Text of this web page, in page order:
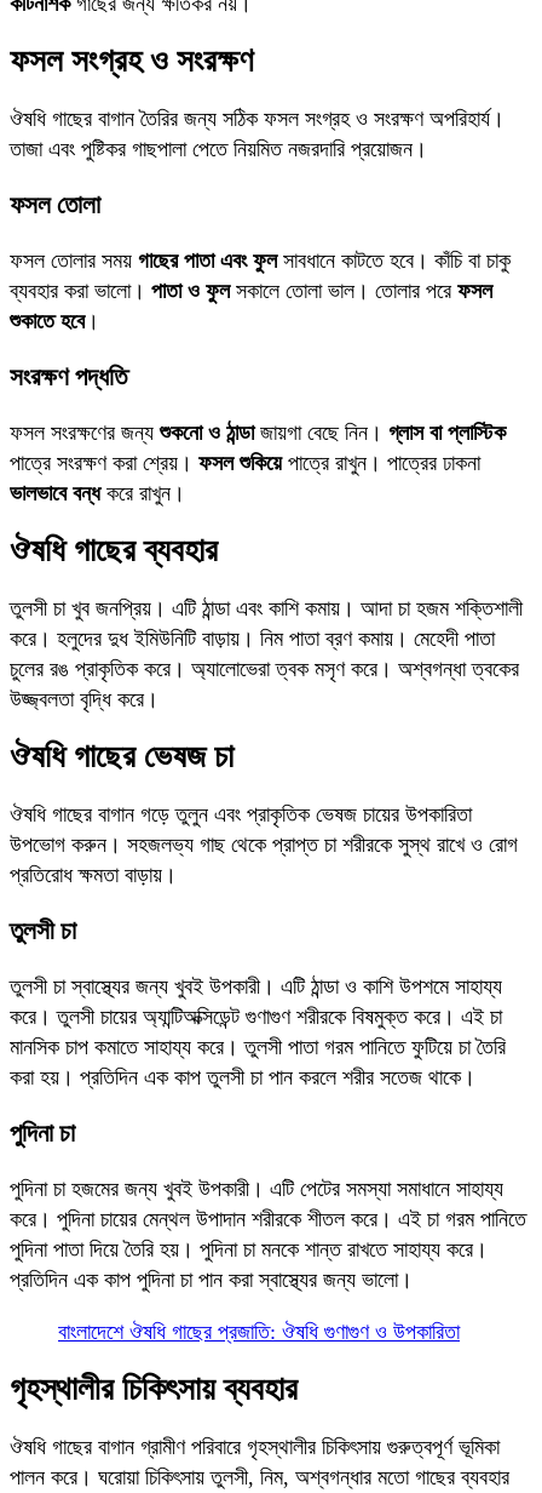
ফসল সংগ্রহ ও সংরক্ষণ
ঔষধি গাছের বাগান তৈরির জন্য সঠিক ফসল সংগ্রহ ও সংরক্ষণ অপরিহার্য।
তাজা এবং পুষ্টিকর গাছপালা পেতে নিয়মিত নজরদারি প্রয়োজন।
ফসল তোলা
ফসল তোলার সময় গাছের পাতা এবং ফুলসাবধানে কাটতে হবে। কাঁচি বা চাকু
ব্যবহার করা ভালো। পাতা ও ফুলসকালে তোলা ভাল। তোলার পরে ফসল
শুকাতে হবে।
সংরক্ষণ পদ্ধতি
ফসল সংরক্ষণের জন্যশুকনো ও ঠান্ডাজায়গা বেছে নিন। গ্লাস বা প্লাস্টিক
পাত্রে সংরক্ষণ করা শ্রেয়। ফসল শুকিয়েপাত্রে রাখুন। পাত্রের ঢাকনা
ভালভাবে বন্ধকরে রাখুন।
ঔষধি গাছের ব্যবহার
তুলসী চা খুব জনপ্রিয়। এটি ঠান্ডা এবং কাশি কমায়। আদা চা হজম শক্তিশালী
করে। হলুদের দুধ ইমিউনিটি বাড়ায়। নিম পাতা ব্রণ কমায়। মেহেদী পাতা
চুলের রঙ প্রাকৃতিক করে। অ্যালোভেরা ত্বক মসৃণ করে। অশ্বগন্ধা ত্বকের
উজ্জ্বলতা বৃদ্ধি করে।
ঔষধি গাছের ভেষজ চা
ঔষধি গাছের বাগান গড়ে তুলুন এবং প্রাকৃতিক ভেষজ চায়ের উপকারিতা
উপভোগ করুন। সহজলভ্য গাছ থেকে প্রাপ্ত চা শরীরকে সুস্থ রাখে ও রোগ
প্রতিরোধ ক্ষমতা বাড়ায়।
তুলসী চা
তুলসী চা স্বাস্থ্যের জন্য খুবই উপকারী। এটি ঠান্ডা ও কাশি উপশমে সাহায্য
করে। তুলসী চায়ের অ্যান্টিঅক্সিডেন্ট গুণাগুণ শরীরকে বিষমুক্ত করে। এই চা
মানসিক চাপ কমাতে সাহায্য করে। তুলসী পাতা গরম পানিতে ফুটিয়ে চা তৈরি
করা হয়। প্রতিদিন এক কাপ তুলসী চা পান করলে শরীর সতেজ থাকে।
পুদিনা চা
পুদিনা চা হজমের জন্য খুবই উপকারী। এটি পেটের সমস্যা সমাধানে সাহায্য
করে। পুদিনা চায়ের মেন্থল উপাদান শরীরকে শীতল করে। এই চা গরম পানিতে
পুদিনা পাতা দিয়ে তৈরি হয়। পুদিনা চা মনকে শান্ত রাখতে সাহায্য করে।
প্রতিদিন এক কাপ পুদিনা চা পান করা স্বাস্থ্যের জন্য ভালো।
বাংলাদেশে ঔষধি গাছের প্রজাতি: ঔষধি গুণাগুণ ও উপকারিতা
গৃহস্থালীর চিকিৎসায় ব্যবহার
ঔষধি গাছের বাগান গ্রামীণ পরিবারে গৃহস্থালীর চিকিৎসায় গুরুত্বপূর্ণ ভূমিকা
পালন করে। ঘরোয়া চিকিৎসায় তুলসী, নিম, অশ্বগন্ধার মতো গাছের ব্যবহার